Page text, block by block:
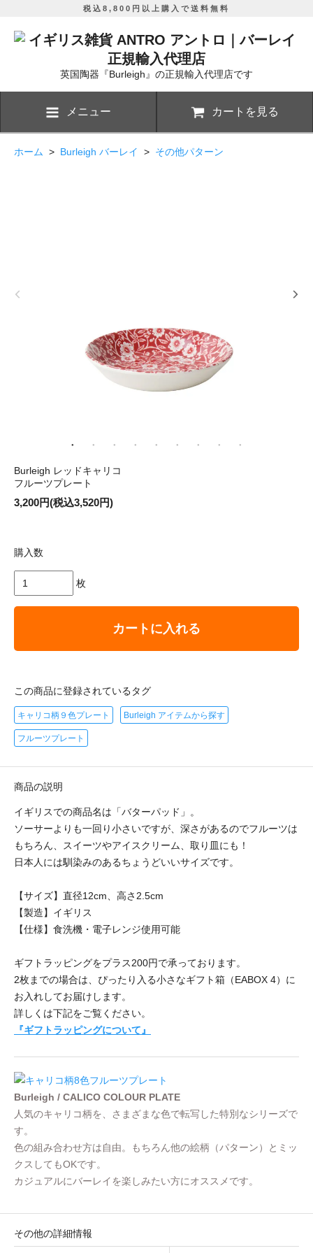
税込8,800円以上購入で送料無料
英国陶器『Burleigh』の正規輸入代理店です
メニュー カートを見る
ホーム > Burleigh バーレイ > その他パターン
Burleigh レッドキャリコ
フルーツプレート
3,200円(税込3,520円)
購入数
枚
カートに入れる
この商品に登録されているタグ
キャリコ柄９色プレート Burleigh アイテムから探す
フルーツプレート
商品の説明
イギリスでの商品名は「バターパッド」。
ソーサーよりも一回り小さいですが、深さがあるのでフルーツは
もちろん、スイーツやアイスクリーム、取り皿にも！
日本人には馴染みのあるちょうどいいサイズです。
【サイズ】直径12cm、高さ2.5cm
【製造】イギリス
【仕様】食洗機・電子レンジ使用可能
ギフトラッピングをプラス200円で承っております。
2枚までの場合は、ぴったり入る小さなギフト箱（EABOX 4）に
お入れしてお届けします。
詳しくは下記をご覧ください。
『ギフトラッピングについて』
Burleigh / CALICO COLOUR PLATE
人気のキャリコ柄を、さまざまな色で転写した特別なシリーズで
す。
色の組み合わせ方は自由。もちろん他の絵柄（パターン）とミッ
クスしてもOKです。
カジュアルにバーレイを楽しみたい方にオススメです。
その他の詳細情報